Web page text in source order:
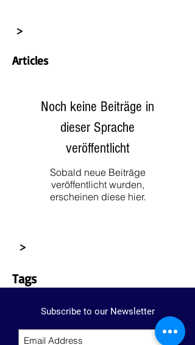
>
Articles
Noch keine Beiträge in
dieser Sprache
veröffentlicht
Sobald neue Beiträge
veröffentlicht wurden,
erscheinen diese hier.
>
Tags
Subscribe to our Newsletter